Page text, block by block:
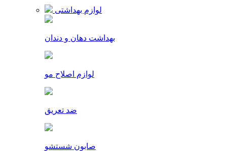
لوازم بهداشتی
بهداشت دهان و دندان
لوازم اصلاح مو
ضد تعریق
صابون شستشو